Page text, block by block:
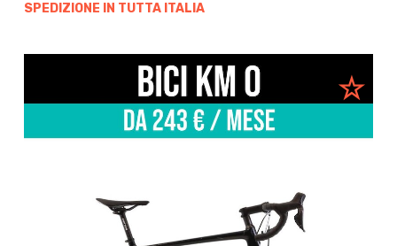
SPEDIZIONE IN TUTTA ITALIA